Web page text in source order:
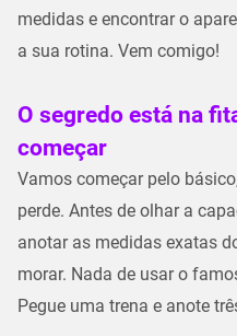
medidas e encontrar o
a sua rotina. Vem comigo!
O segredo está na
começar
Vamos começar pelo
perde. Antes de olhar a
anotar as medidas exatas
morar. Nada de usar o
Pegue uma trena e anote